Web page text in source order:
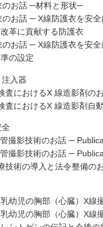
お話 ─材料と形状─
お話 ─ X線防護衣を安
改革に貢献する防護衣
お話 ─ X線防護衣を安
の設定
入器
におけるX 線造影剤の
におけるX 線造影剤自
撮影技術のお話 ─
撮影技術のお話 ─
術の導入と法令整備の
幼児の胸部（心臓）X線
幼児の胸部（心臓）X線